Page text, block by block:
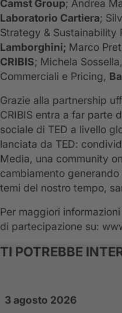
Camst Group; Andrea
Laboratorio Cartiera;
Strategy & Sustainability
Lamborghini; Marco
CRIBIS; Michela
Commerciali e Pricing,
Grazie alla partnership
CRIBIS entra a far parte
sociale di TED a livello
lanciata da TED:
Media, una community
cambiamento
temi del nostro tempo,
Per maggiori
di partecipazione su:
TI POTREBBE
3 agosto 2026